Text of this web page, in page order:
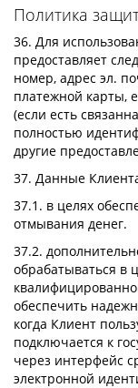
Политика
36. Для
предоставляет
номер, адрес эл.
платежной карты,
(если есть
полностью
другие
37. Данные
37.1. в целях
отмывания денег.
37.2.
обрабатываться в
обеспечить
когда Клиент
подключается к
через интерфейс
электронной